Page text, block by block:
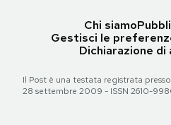
Chi siamo
Gestisci le
Dichiarazione
Il Post è una testata registrata
28 settembre 2009 - ISSN 2610-